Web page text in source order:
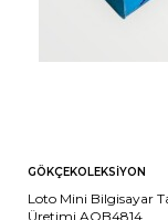
GÖKÇEKOLEKSIYON
Loto Mini Bilgisayar
Üretimi AOB4814